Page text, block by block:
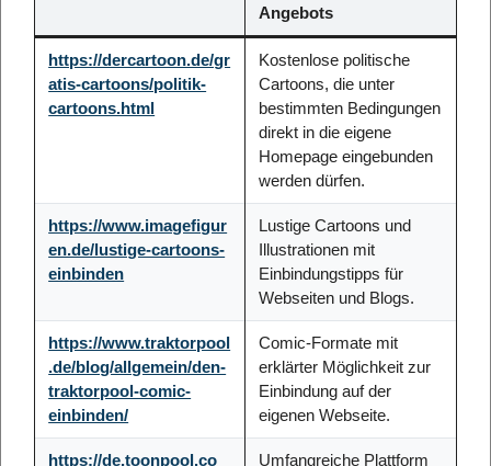
Angebots
https://dercartoon.de/gr
atis-cartoons/politik-
cartoons.html
Kostenlose politische
Cartoons, die unter
bestimmten Bedingungen
direkt in die eigene
Homepage eingebunden
werden dürfen.
https://www.imagefigur
en.de/lustige-cartoons-
einbinden
Lustige Cartoons und
Illustrationen mit
Einbindungstipps für
Webseiten und Blogs.
https://www.traktorpool
.de/blog/allgemein/den-
traktorpool-comic-
einbinden/
Comic-Formate mit
erklärter Möglichkeit zur
Einbindung auf der
eigenen Webseite.
https://de.toonpool.co
Umfangreiche Plattform